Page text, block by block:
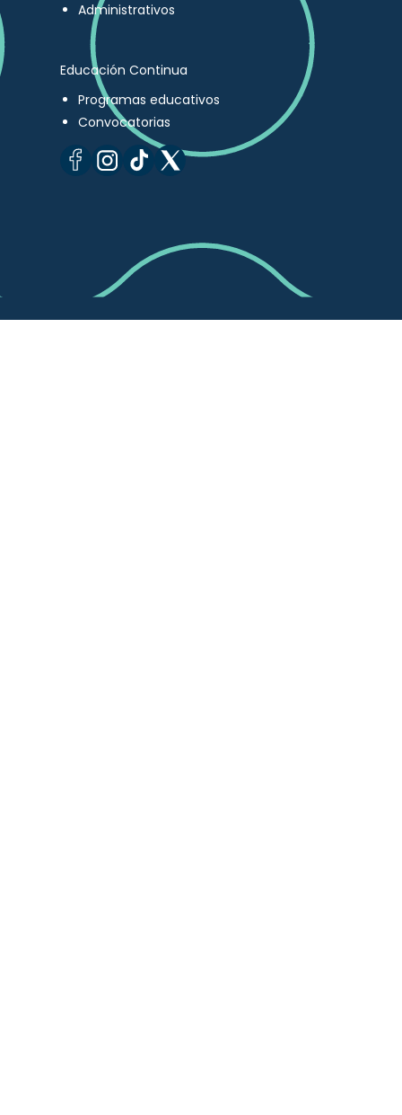
Administrativos
Educación Continua
Programas educativos
Convocatorias